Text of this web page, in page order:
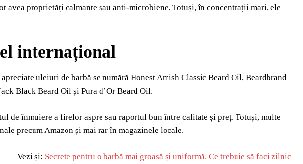
avea proprietăți calmante sau anti-microbiene. Totuși, în concentrații mari, ele
internațional
uleiuri de barbă se numără Honest Amish Classic Beard Oil, Beardbrand
Black Beard Oil și Pura d’Or Beard Oil.
de înmuiere a firelor aspre sau raportul bun între calitate și preț. Totuși, multe
precum Amazon și mai rar în magazinele locale.
Vezi și: Secrete pentru o barbă mai groasă și uniformă. Ce trebuie să faci zilnic